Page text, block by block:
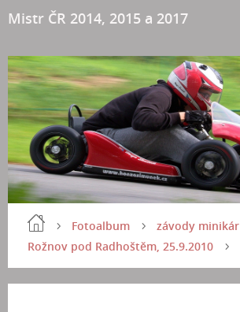
Mistr ČR 2014, 2015 a 2017
Fotoalbum
závody minikár
Rožnov pod Radhoštěm, 25.9.2010